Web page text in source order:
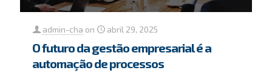
admin-cha on abril 29, 2025
O futuro da gestão empresarial é a
automação de processos